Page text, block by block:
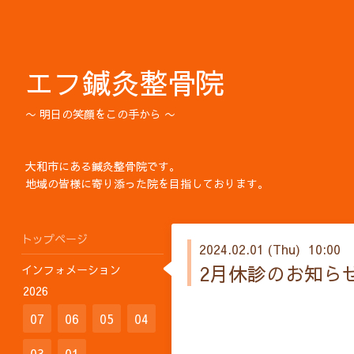
エフ鍼灸整骨院
〜 明日の笑顔をこの手から 〜
大和市にある鍼灸整骨院です。
地域の皆様に寄り添った院を目指しております。
2024.02.01 (Thu) 10:00
2月休診のお知ら
トップページ
インフォメーション
2026
07 06 05
04